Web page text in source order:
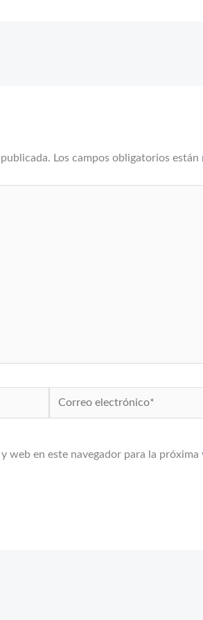
Los campos obligatorios están
Correo
electrónico*
web en este navegador para la próxima